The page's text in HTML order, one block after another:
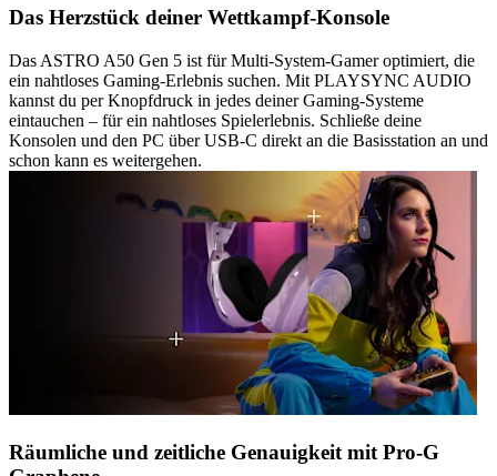
Das Herzstück deiner Wettkampf-Konsole
Das ASTRO A50 Gen 5 ist für Multi-System-Gamer optimiert, die
ein nahtloses Gaming-Erlebnis suchen. Mit PLAYSYNC AUDIO
kannst du per Knopfdruck in jedes deiner Gaming-Systeme
eintauchen – für ein nahtloses Spielerlebnis. Schließe deine
Konsolen und den PC über USB-C direkt an die Basisstation an und
schon kann es weitergehen.
Räumliche und zeitliche Genauigkeit mit Pro-G